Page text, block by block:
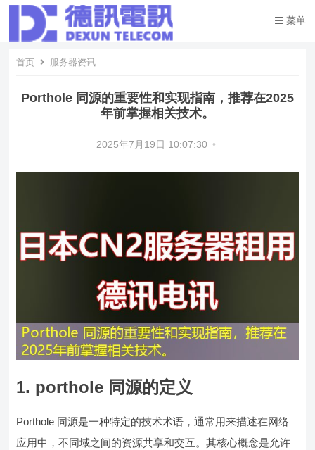
菜单
首页 服务器资讯
Porthole 同源的重要性和实现指南，推荐在2025
年前掌握相关技术。
2025年7月19日 10:07:30 •
1. porthole 同源的定义
Porthole 同源是一种特定的技术术语，通常用来描述在网络
应用中，不同域之间的资源共享和交互。其核心概念是允许